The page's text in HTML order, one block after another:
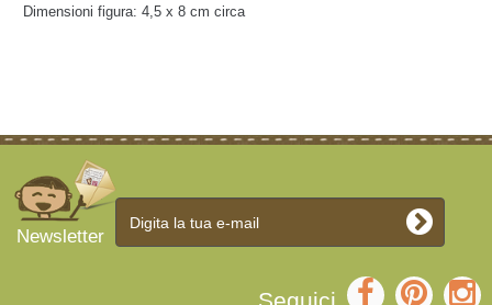
Dimensioni figura: 4,5 x 8 cm circa
Newsletter